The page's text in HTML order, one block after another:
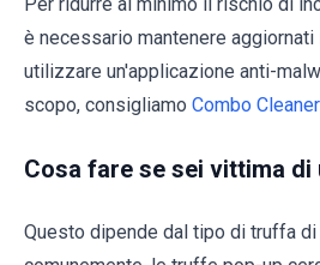
è necessario mantenere
utilizzare un'applicazione anti-
scopo, consigliamo Combo
Cosa fare se sei vittima
Questo dipende dal tipo di truffa